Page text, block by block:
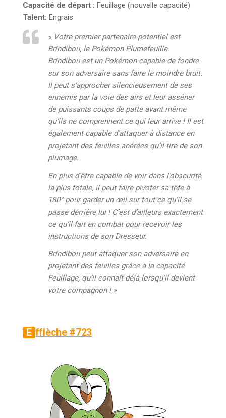
Capacité de départ : Feuillage (nouvelle capacité)
Talent: Engrais
« Votre premier partenaire potentiel est
Brindibou, le Pokémon Plumefeuille.
Brindibou est un Pokémon capable de fondre
sur son adversaire sans faire le moindre bruit.
Il peut s’approcher silencieusement de ses
ennemis par la voie des airs et leur asséner
de puissants coups de patte avant même
qu’ils ne comprennent ce qui leur arrive ! Il est
également capable d’attaquer à distance en
projetant des feuilles acérées qu’il tire de son
plumage.
En plus d’être capable de voir dans l’obscurité
la plus totale, il peut faire pivoter sa tête à
180° pour garder un œil sur tout ce qu’il se
passe derrière lui ! C’est d’ailleurs exactement
ce qu’il fait en combat pour recevoir les
instructions de son Dresseur.
Brindibou peut attaquer son adversaire en
projetant des feuilles grâce à la capacité
Feuillage, qu’il connaît déjà lorsqu’il devient
votre compagnon ! »
Efflèche #723